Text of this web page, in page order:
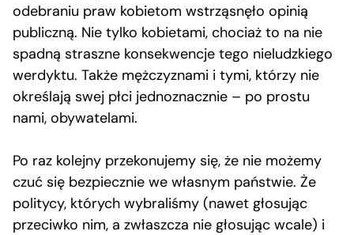
odebraniu praw kobietom wstrząsnęło opinią
publiczną. Nie tylko kobietami, chociaż to na nie
spadną straszne konsekwencje tego nieludzkiego
werdyktu. Także mężczyznami i tymi, którzy nie
określają swej płci jednoznacznie – po prostu
nami, obywatelami.
Po raz kolejny przekonujemy się, że nie możemy
czuć się bezpiecznie we własnym państwie. Że
politycy, których wybraliśmy (nawet głosując
przeciwko nim, a zwłaszcza nie głosując wcale) i